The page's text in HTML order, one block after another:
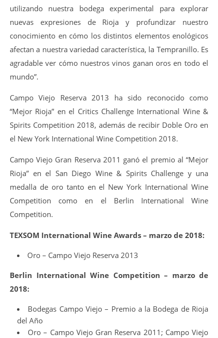
utilizando nuestra bodega experimental para explorar
nuevas expresiones de Rioja y profundizar nuestro
conocimiento en cómo los distintos elementos enológicos
afectan a nuestra variedad característica, la Tempranillo. Es
agradable ver cómo nuestros vinos ganan oros en todo el
mundo”.
Campo Viejo Reserva 2013 ha sido reconocido como
“Mejor Rioja” en el Critics Challenge International Wine &
Spirits Competition 2018, además de recibir Doble Oro en
el New York International Wine Competition 2018.
Campo Viejo Gran Reserva 2011 ganó el premio al “Mejor
Rioja” en el San Diego Wine & Spirits Challenge y una
medalla de oro tanto en el New York International Wine
Competition como en el Berlin International Wine
Competition.
TEXSOM International Wine Awards – marzo de 2018:
Oro – Campo Viejo Reserva 2013
Berlin International Wine Competition – marzo de
2018:
Bodegas Campo Viejo – Premio a la Bodega de Rioja
del Año
Oro – Campo Viejo Gran Reserva 2011; Campo Viejo